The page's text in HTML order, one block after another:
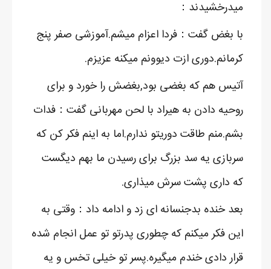
میدرخشیدند：
با بغض گفت：فردا اعزام میشم.آموزشی صفر پنج
کرمانم.دوری ازت دیوونم میکنه عزیزم.
آتیس هم که بغضی بود,بغضش را خورد و برای
روحیه دادن به هیراد با لحن مهربانی گفت：فدات
بشم.منم طاقت دوریتو ندارم.اما به اینم فکر کن که
سربازی یه سد بزرگ برای رسیدن ما بهم دیگست
که داری پشت سرش میذاری.
بعد خنده بدجنسانه ای زد و ادامه داد：وقتی به
این فکر میکنم که چطوری پدرتو تو عمل انجام شده
قرار دادی خندم میگیره.پسر تو خیلی تخس و یه